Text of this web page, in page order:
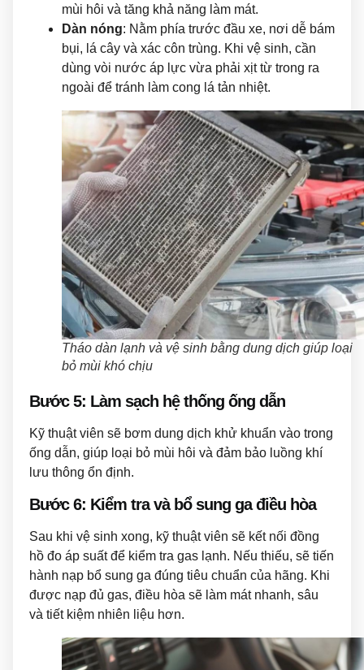
mùi hôi và tăng khả năng làm mát.
Dàn nóng: Nằm phía trước đầu xe, nơi dễ bám
bụi, lá cây và xác côn trùng. Khi vệ sinh, cần
dùng vòi nước áp lực vừa phải xịt từ trong ra
ngoài để tránh làm cong lá tản nhiệt.
Tháo dàn lạnh và vệ sinh bằng dung dịch giúp loại
bỏ mùi khó chịu
Bước 5: Làm sạch hệ thống ống dẫn
Kỹ thuật viên sẽ bơm dung dịch khử khuẩn vào trong
ống dẫn, giúp loại bỏ mùi hôi và đảm bảo luồng khí
lưu thông ổn định.
Bước 6: Kiểm tra và bổ sung ga điều hòa
Sau khi vệ sinh xong, kỹ thuật viên sẽ kết nối đồng
hồ đo áp suất để kiểm tra gas lạnh. Nếu thiếu, sẽ tiến
hành nạp bổ sung ga đúng tiêu chuẩn của hãng. Khi
được nạp đủ gas, điều hòa sẽ làm mát nhanh, sâu
và tiết kiệm nhiên liệu hơn.